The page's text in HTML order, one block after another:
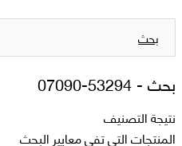
بحث
بحث -53294-07090
نتيجة التصنيف
المنتجات التي تفي معايير البحث